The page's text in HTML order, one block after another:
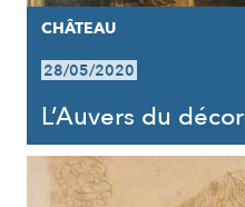
CHÂTEAU
28/05/2020
L’Auvers du décor